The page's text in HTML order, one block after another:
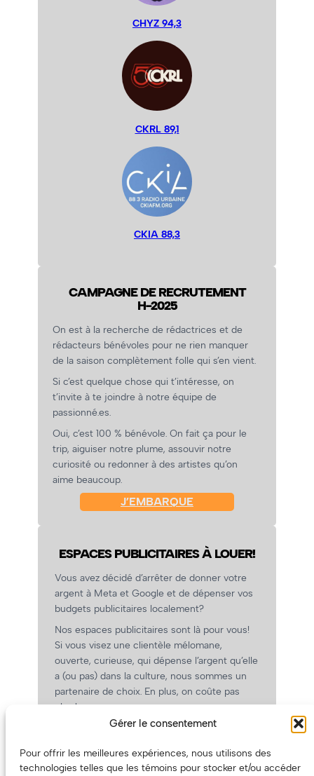
Gérer le consentement
Pour offrir les meilleures expériences, nous utilisons des
technologies telles que les témoins pour stocker et/ou accéder
CHYZ 94,3
CKRL 89,1
CKIA 88,3
CAMPAGNE DE RECRUTEMENT
H-2025
On est à la recherche de rédactrices et de
rédacteurs bénévoles pour ne rien manquer
de la saison complètement folle qui s’en vient.
Si c’est quelque chose qui t’intéresse, on
t’invite à te joindre à notre équipe de
passionné.es.
Oui, c’est 100 % bénévole. On fait ça pour le
trip, aiguiser notre plume, assouvir notre
curiosité ou redonner à des artistes qu’on
aime beaucoup.
J’EMBARQUE
ESPACES PUBLICITAIRES À LOUER!
Vous avez décidé d’arrêter de donner votre
argent à Meta et Google et de dépenser vos
budgets publicitaires localement?
Nos espaces publicitaires sont là pour vous!
Si vous visez une clientèle mélomane,
ouverte, curieuse, qui dépense l’argent qu’elle
a (ou pas) dans la culture, nous sommes un
partenaire de choix. En plus, on coûte pas
cher!
On prépare une grille tarifaire intéressante et
(Oui, on va avoir des tarifs spéciaux pour